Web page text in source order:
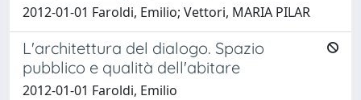
2012-01-01 Faroldi, Emilio; Vettori, MARIA PILAR
L'architettura del dialogo. Spazio
pubblico e qualità dell'abitare
2012-01-01 Faroldi, Emilio